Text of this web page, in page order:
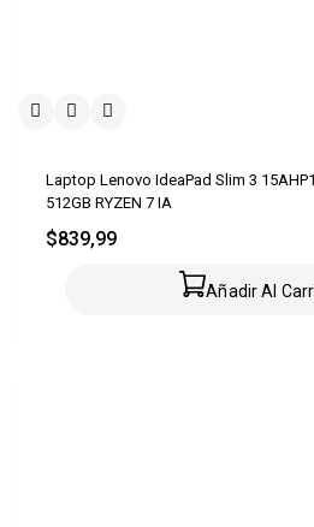
Laptop Lenovo IdeaPad Slim 3
512GB RYZEN 7 IA
$839,99
Añadir Al